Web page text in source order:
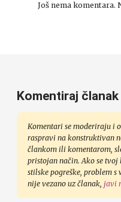
Još nema komentara.
Komentiraj članak
Komentari se moderiraju i
raspravi na konstruktivan
člankom ili komentarom,
pristojan način. Ako se
stilske pogreške, problem
nije vezano uz članak, javi